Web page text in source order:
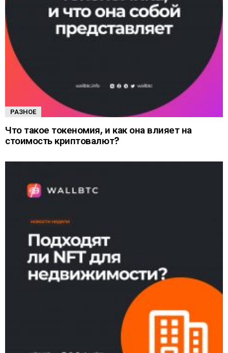
РАЗНОЕ
Что такое токеномия, и как она влияет на
стоимость криптовалют?